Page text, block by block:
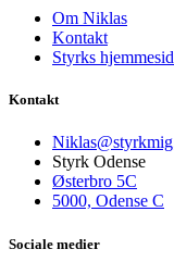
Om Niklas
Kontakt
Styrks
Kontakt
Styrk Odense
Østerbro 5C
5000, Odense C
Sociale medier